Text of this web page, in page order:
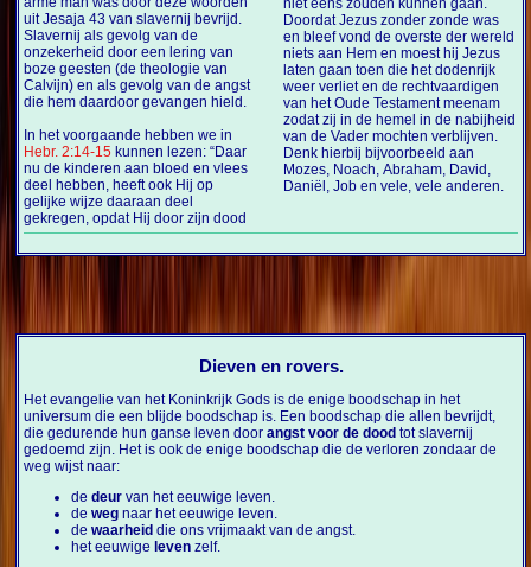
uit Jesaja 43 van slavernij bevrijd.
Slavernij als gevolg van de
onzekerheid door een lering van
boze geesten (de theologie van
Calvijn) en als gevolg van de angst
die hem daardoor gevangen hield.
In het voorgaande hebben we in
Hebr. 2:14-15 kunnen lezen: “Daar
nu de kinderen aan bloed en vlees
deel hebben, heeft ook Hij op
gelijke wijze daaraan deel
gekregen, opdat Hij door zijn dood
niet eens zouden kunnen gaan.
Doordat Jezus zonder zonde was
en bleef vond de overste der wereld
niets aan Hem en moest hij Jezus
laten gaan toen die het dodenrijk
weer verliet en de rechtvaardigen
van het Oude Testament meenam
zodat zij in de hemel in de nabijheid
van de Vader mochten verblijven.
Denk hierbij bijvoorbeeld aan
Mozes, Noach, Abraham, David,
Daniël, Job en vele, vele anderen.
Dieven en rovers.
Het evangelie van het Koninkrijk Gods is de enige boodschap in het
universum die een blijde boodschap is. Een boodschap die allen bevrijdt,
die gedurende hun ganse leven doorangst voor de dood tot slavernij
gedoemd zijn. Het is ook de enige boodschap die de verloren zondaar de
weg wijst naar:
dedeur van het eeuwige leven.
deweg naar het eeuwige leven.
dewaarheid die ons vrijmaakt van de angst.
het eeuwigeleven zelf.